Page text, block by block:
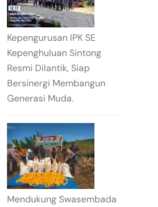
Kepengurusan IPK SE
Kepenghuluan Sintong
Resmi Dilantik, Siap
Bersinergi Membangun
Generasi Muda.
Mendukung Swasembada